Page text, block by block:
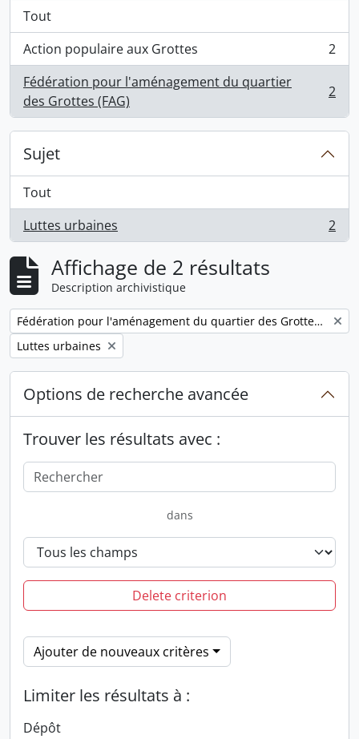
Tout
Action populaire aux Grottes
, 2 résultats
2
Fédération pour l'aménagement du quartier
des Grottes (FAG)
, 2 résultats 2
Sujet
Tout
Luttes urbaines
, 2 résultats 2
Affichage de 2 résultats
Description archivistique
Remove filter:
Fédération pour l'aménagement du quartier des Grottes (FAG)
Remove filter:
Luttes urbaines
Options de recherche avancée
Trouver les résultats avec :
dans
Delete criterion
Ajouter de nouveaux critères
Limiter les résultats à :
Dépôt